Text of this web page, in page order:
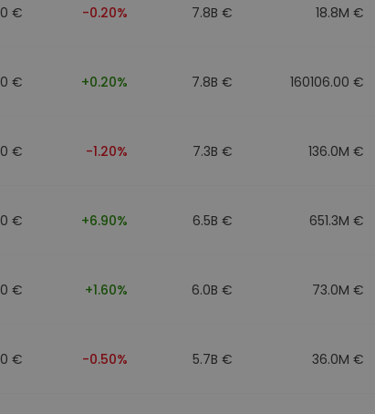
€ -0.20% 7.8B € 18.8M €
€ +0.20% 7.8B € 160106.00 €
€ -1.20% 7.3B € 136.0M €
€ +6.90% 6.5B € 651.3M €
€ +1.60% 6.0B € 73.0M €
€ -0.50% 5.7B € 36.0M €